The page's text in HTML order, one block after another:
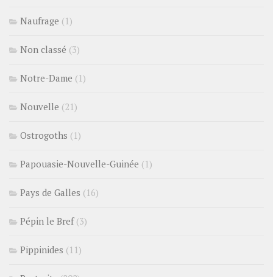
Naufrage (1)
Non classé (3)
Notre-Dame (1)
Nouvelle (21)
Ostrogoths (1)
Papouasie-Nouvelle-Guinée (1)
Pays de Galles (16)
Pépin le Bref(3)
Pippinides (11)